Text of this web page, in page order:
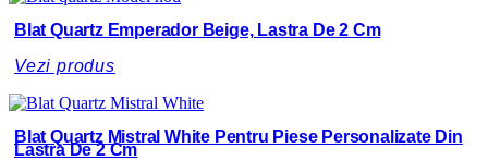
Blat Quartz Emperador Beige, Lastra De 2 Cm
Vezi produs
Blat Quartz Mistral White Pentru Piese Personalizate Din
Lastra De 2 Cm